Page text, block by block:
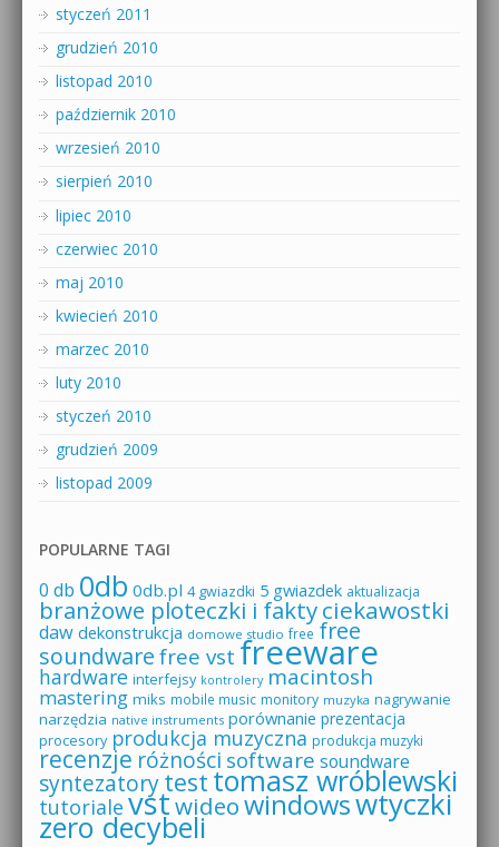
styczeń 2011
grudzień 2010
listopad 2010
październik 2010
wrzesień 2010
sierpień 2010
lipiec 2010
czerwiec 2010
maj 2010
kwiecień 2010
marzec 2010
luty 2010
styczeń 2010
grudzień 2009
listopad 2009
POPULARNE TAGI
0 db 0db 0db.pl 4 gwiazdki 5 gwiazdek aktualizacja
branżowe ploteczki i faktyciekawostki
daw dekonstrukcja domowe studio free free
soundware free vst freeware
hardware interfejsy kontrolery macintosh
mastering miks mobile music monitory muzyka nagrywanie
narzędzia native instruments porównanie prezentacja
procesory produkcja muzyczna produkcja muzyki
recenzje różności software soundware
syntezatorytesttomasz wróblewski
tutoriale vstwideowindowswtyczki
zero decybeli